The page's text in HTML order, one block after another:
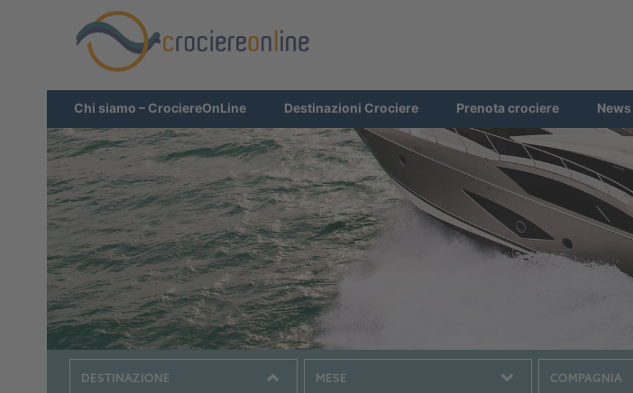
Chi siamo – CrociereOnLine Destinazioni Crociere Prenota crociere News